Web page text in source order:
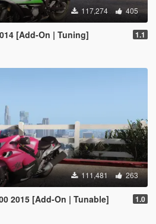
117,274 405
[Add-On | Tuning] 1.1
111,481 263
2015 [Add-On | Tunable] 1.0